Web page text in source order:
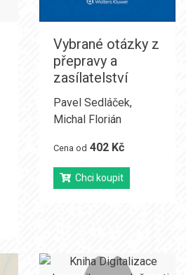
Vybrané otázky z
přepravy a
zasílatelství
Pavel Sedláček,
Michal Florián
Cena od 402 Kč
Chci koupit